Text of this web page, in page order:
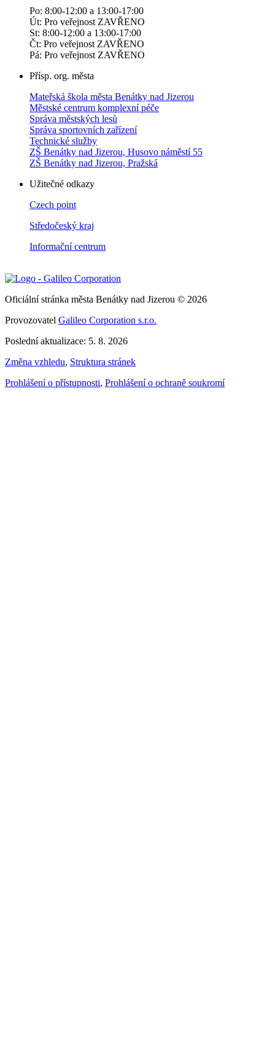
Po: 8:00-12:00 a 13:00-17:00
Út: Pro veřejnost ZAVŘENO
St: 8:00-12:00 a 13:00-17:00
Čt: Pro veřejnost ZAVŘENO
Pá: Pro veřejnost ZAVŘENO
Přísp. org. města
Mateřská škola města Benátky nad Jizerou
Městské centrum komplexní péče
Správa městských lesů
Správa sportovních zařízení
Technické služby
ZŠ Benátky nad Jizerou, Husovo náměstí 55
ZŠ Benátky nad Jizerou, Pražská
Užitečné odkazy
Czech point
Středočeský kraj
Informační centrum
Oficiální stránka města Benátky nad Jizerou © 2026
Provozovatel Galileo Corporation s.r.o.
Poslední aktualizace: 5. 8. 2026
Změna vzhledu, Struktura stránek
Prohlášení o přístupnosti, Prohlášení o ochraně soukromí